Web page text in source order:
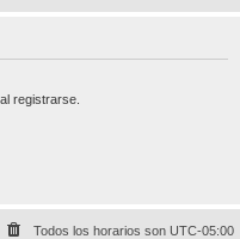
registrarse.
Todos los horarios son UTC-05:00